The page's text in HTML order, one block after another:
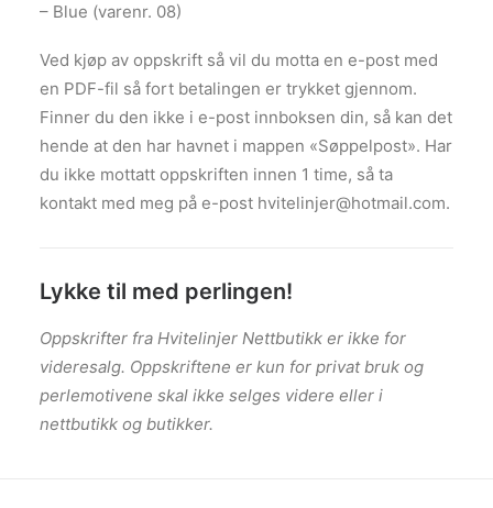
– Blue (varenr. 08)
Ved kjøp av oppskrift så vil du motta en e-post med
en PDF-fil så fort betalingen er trykket gjennom.
Finner du den ikke i e-post innboksen din, så kan det
hende at den har havnet i mappen «Søppelpost». Har
du ikke mottatt oppskriften innen 1 time, så ta
kontakt med meg på e-post hvitelinjer@hotmail.com.
Lykke til med perlingen!
Oppskrifter fra Hvitelinjer Nettbutikk er ikke for
videresalg. Oppskriftene er kun for privat bruk og
perlemotivene skal ikke selges videre eller i
nettbutikk og butikker.